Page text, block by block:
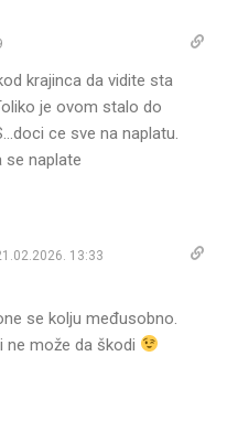
krajinca da vidite sta
je ovom stalo do
ce sve na naplatu.
se naplate
13:33
se kolju međusobno.
ne može da škodi